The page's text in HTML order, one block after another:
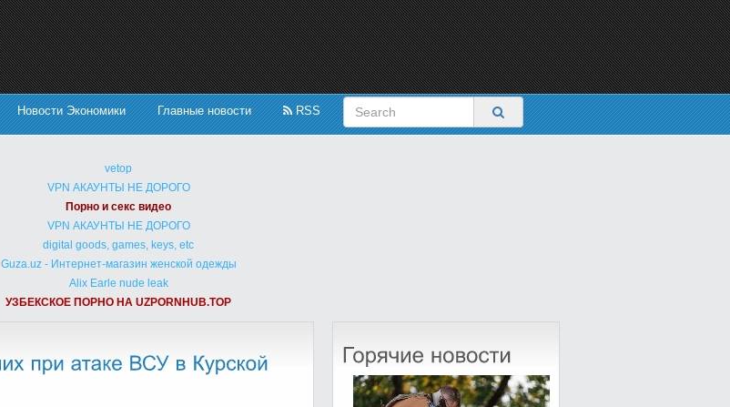
Новости Экономики Главные новости RSS
vetop
VPN АКАУНТЫ НЕ ДОРОГО
Порно и секс видео
VPN АКАУНТЫ НЕ ДОРОГО
digital goods, games, keys, etc
Guza.uz - Интернет-магазин женской одежды
Alix Earle nude leak
УЗБЕКСКОЕ ПОРНО НА UZPORNHUB.TOP